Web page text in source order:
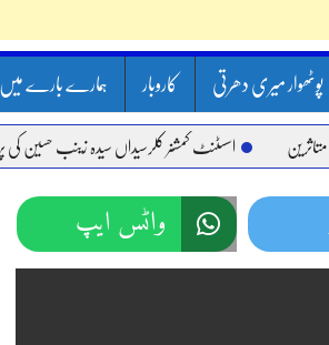
پوٹھوار میری دھرتی کاروبار ہمارے بارے
اسسٹنٹ کمشنر کلرسیداں سیدہ زینب حسین کی پریس
واٹس ایپ